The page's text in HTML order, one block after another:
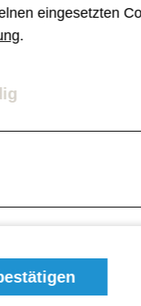
eingesetzten
.